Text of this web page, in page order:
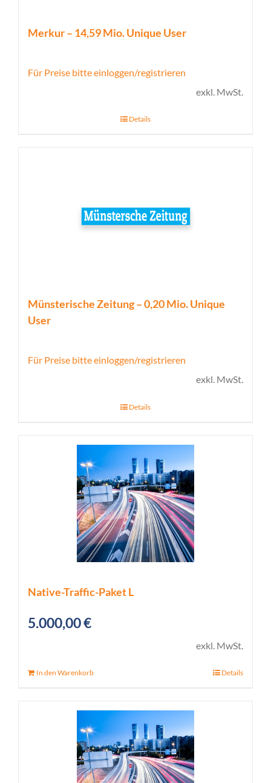
Merkur – 14,59 Mio. Unique User
Für Preise bitte einloggen/registrieren
exkl. MwSt.
Details
Münsterische Zeitung – 0,20 Mio. Unique
User
Für Preise bitte einloggen/registrieren
exkl. MwSt.
Details
Native-Traffic-Paket L
5.000,00€
exkl. MwSt.
In den Warenkorb Details